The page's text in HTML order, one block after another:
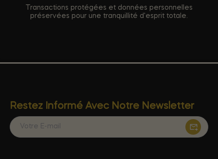
Transactions protégées et données personnelles
préservées pour une tranquillité d'esprit totale.
Restez Informé Avec Notre Newsletter